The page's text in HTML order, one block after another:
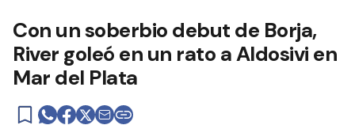
Con un soberbio debut de Borja,
River goleó en un rato a Aldosivi en
Mar del Plata